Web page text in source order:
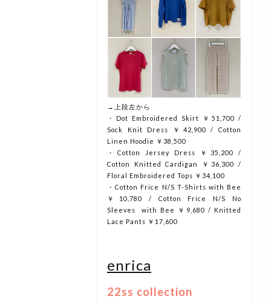
→上段左から
・Dot Embroidered Skirt ￥51,700 /
Sock Knit Dress ￥42,900 / Cotton
Linen Hoodie ￥38,500
・Cotton Jersey Dress ￥35,200 /
Cotton Knitted Cardigan ￥36,300 /
Floral Embroidered Tops ￥34,100
・Cotton Frice N/S T-Shirts with Bee
￥10,780 / Cotton Frice N/S No
Sleeves with Bee ￥9,680 / Knitted
Lace Pants ￥17,600
enrica
22ss collection